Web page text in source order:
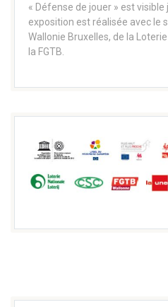
« Défense de jouer » est visible
exposition est réalisée avec le
Wallonie Bruxelles, de la
la FGTB.